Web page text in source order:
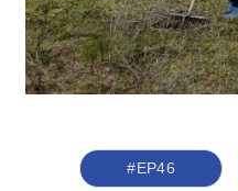
#ЕР46